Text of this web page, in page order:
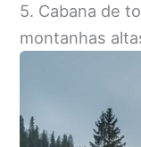
5. Cabana de
montanhas